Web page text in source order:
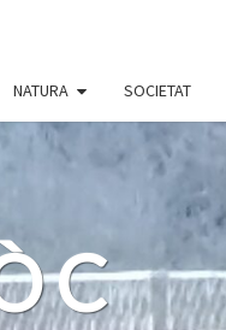
NATURA SOCIETAT